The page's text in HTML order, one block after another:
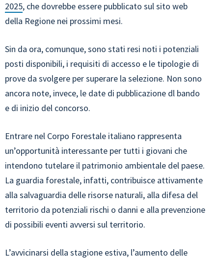
2025, che dovrebbe essere pubblicato sul sito web
della Regione nei prossimi mesi.
Sin da ora, comunque, sono stati resi noti i potenziali
posti disponibili, i requisiti di accesso e le tipologie di
prove da svolgere per superare la selezione. Non sono
ancora note, invece, le date di pubblicazione dl bando
e di inizio del concorso.
Entrare nel Corpo Forestale italiano rappresenta
un’opportunità interessante per tutti i giovani che
intendono tutelare il patrimonio ambientale del paese.
La guardia forestale, infatti, contribuisce attivamente
alla salvaguardia delle risorse naturali, alla difesa del
territorio da potenziali rischi o danni e alla prevenzione
di possibili eventi avversi sul territorio.
L’avvicinarsi della stagione estiva, l’aumento delle